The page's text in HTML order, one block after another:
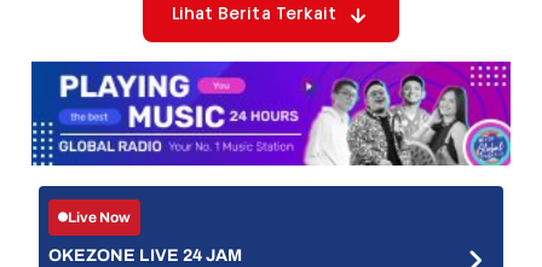
Lihat Berita Terkait
Live Now
OKEZONE LIVE 24 JAM